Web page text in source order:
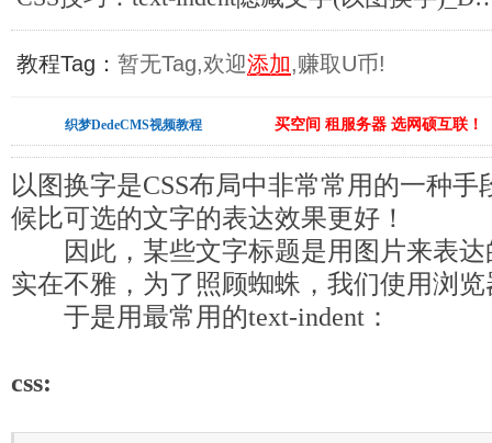
教程Tag： 暂无Tag,欢迎添加,赚取U币!
织梦DedeCMS视频教程 买空间 租服务器 选网硕互联！
以图换字是CSS布局中非常常用的一种
候比可选的文字的表达效果更好！
因此，某些文字标题是用图片来表达
实在不雅，为了照顾蜘蛛，我们使用浏
于是用最常用的text-indent：
css: